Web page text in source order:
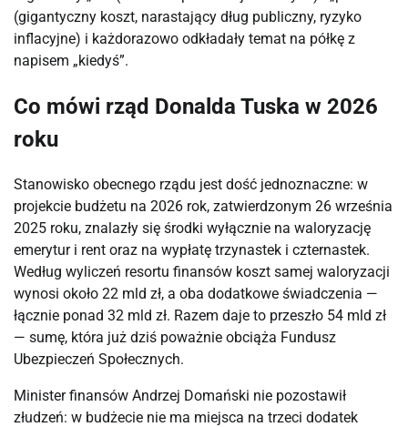
(gigantyczny koszt, narastający dług publiczny, ryzyko
inflacyjne) i każdorazowo odkładały temat na półkę z
napisem „kiedyś”.
Co mówi rząd Donalda Tuska w 2026
roku
Stanowisko obecnego rządu jest dość jednoznaczne: w
projekcie budżetu na 2026 rok, zatwierdzonym 26 września
2025 roku, znalazły się środki wyłącznie na waloryzację
emerytur i rent oraz na wypłatę trzynastek i czternastek.
Według wyliczeń resortu finansów koszt samej waloryzacji
wynosi około 22 mld zł, a oba dodatkowe świadczenia —
łącznie ponad 32 mld zł. Razem daje to przeszło 54 mld zł
— sumę, która już dziś poważnie obciąża Fundusz
Ubezpieczeń Społecznych.
Minister finansów Andrzej Domański nie pozostawił
złudzeń: w budżecie nie ma miejsca na trzeci dodatek